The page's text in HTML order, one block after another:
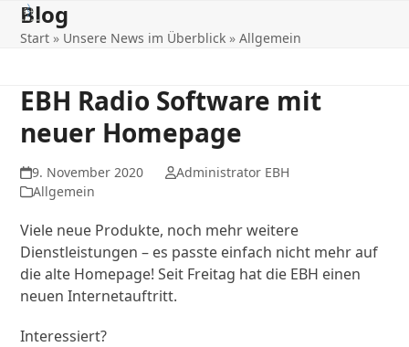
SkipOpen
mobile
Close
mobile
Blog
Start » Unsere News im Überblick »Allgemein
EBH Radio Software mit
neuer Homepage
9. November 2020
Administrator EBH
Allgemein
Viele neue Produkte, noch mehr weitere
Dienstleistungen – es passte einfach nicht mehr auf
die alte Homepage! Seit Freitag hat die EBH einen
neuen Internetauftritt.
Interessiert?